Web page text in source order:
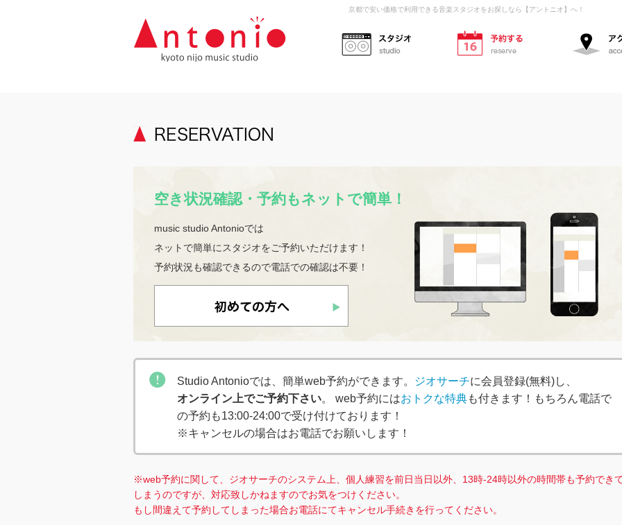
京都で安い価格で利用できる音楽スタジオをお探しなら【アントニオ】へ！
スタジオ
空き状況確認・予約もネットで簡単！
music studio Antonioでは
ネットで簡単にスタジオをご予約いただけます！
予約状況も確認できるので電話での確認は不要！
Studio Antonioでは、簡単web予約ができます。 ジオサーチに会員登録(無料)し、
オンライン上でご予約下さい。 web予約にはおトクな特典も付きます！もちろん電話で
の予約も13:00-24:00で受け付けております！
※キャンセルの場合はお電話でお願いします！
※web予約に関して、ジオサーチのシステム上、個人練習を前日当日以外、13時-24時以外の時間帯も予約でき
しまうのですが、対応致しかねますのでお気をつけください。
もし間違えて予約してしまった場合お電話にてキャンセル手続きを行ってください。